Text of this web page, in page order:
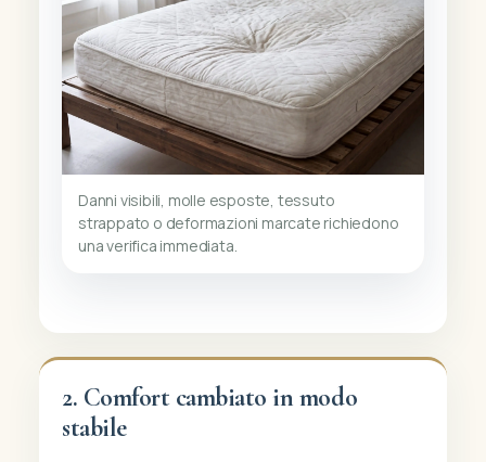
Danni visibili, molle esposte, tessuto
strappato o deformazioni marcate richiedono
una verifica immediata.
2. Comfort cambiato in modo
stabile